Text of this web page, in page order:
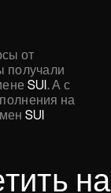
от
получали
SUI. А с
на
SUI
на